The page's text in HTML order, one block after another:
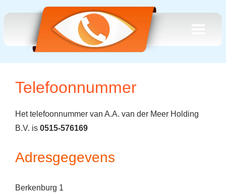
Telefoonnummer
Het telefoonnummer van A.A. van der Meer Holding
B.V. is 0515-576169
Adresgegevens
Berkenburg 1